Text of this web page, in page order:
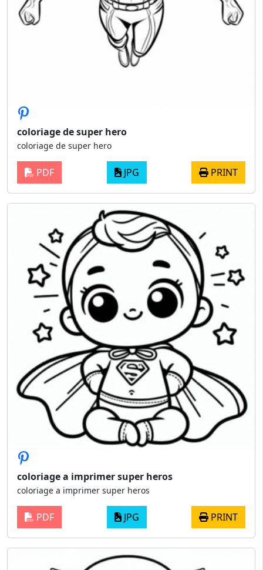
coloriage de super hero
coloriage de super hero
PDF JPG PRINT
coloriage a imprimer super heros
coloriage a imprimer super heros
PDF JPG PRINT